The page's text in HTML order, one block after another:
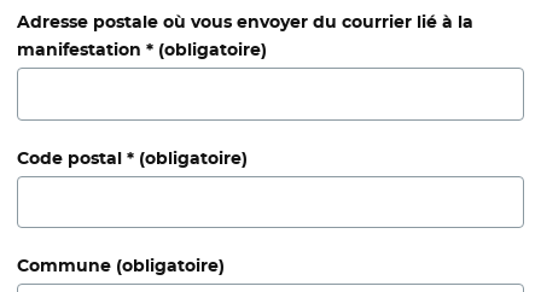
Adresse postale où vous envoyer du courrier lié à la
manifestation * (obligatoire)
Code postal * (obligatoire)
Commune (obligatoire)